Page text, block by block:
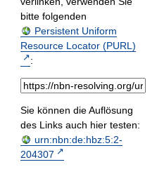
bitte folgenden
Persistent Uniform
Resource Locator (PURL)
:
Sie können die Auflösung
des Links auch hier testen:
urn:nbn:de:hbz:5:2-
204307